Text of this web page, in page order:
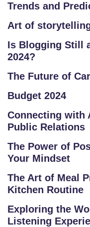
C
M
E
TI
TI
V
E
C
O
R
S
E
S
Trends and
Art of
Is Blogging Still
2024?
The Future of
Budget 2024
Connecting with
Public Relations
The Power of
Your Mindset
The Art of Meal
Kitchen Routine
Exploring the
Listening